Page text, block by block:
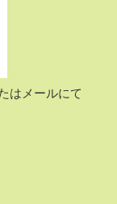
はメールにて